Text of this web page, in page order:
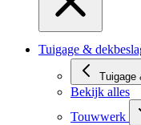
Tuigage &
Tuigage
Bekijk alles
Touwwerk